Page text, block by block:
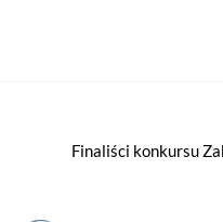
Finaliści konkursu